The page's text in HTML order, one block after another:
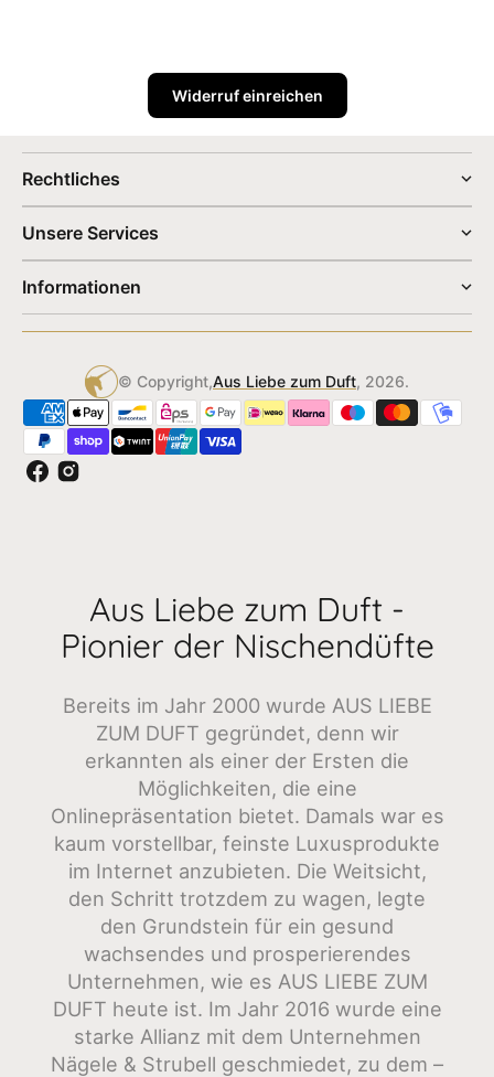
Widerruf einreichen
Rechtliches
Unsere Services
Informationen
© Copyright,Aus Liebe zum Duft, 2026.
FacebookInstagram
Aus Liebe zum Duft -
Pionier der Nischendüfte
Bereits im Jahr 2000 wurde AUS LIEBE
ZUM DUFT gegründet, denn wir
erkannten als einer der Ersten die
Möglichkeiten, die eine
Onlinepräsentation bietet. Damals war es
kaum vorstellbar, feinste Luxusprodukte
im Internet anzubieten. Die Weitsicht,
den Schritt trotzdem zu wagen, legte
den Grundstein für ein gesund
wachsendes und prosperierendes
Unternehmen, wie es AUS LIEBE ZUM
DUFT heute ist. Im Jahr 2016 wurde eine
starke Allianz mit dem Unternehmen
Nägele & Strubell geschmiedet, zu dem –